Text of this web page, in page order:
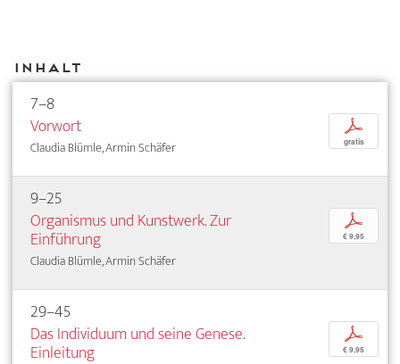
Inhalt
7–8
Vorwort
Claudia Blümle, Armin Schäfer
p
gratis
9–25
Organismus und Kunstwerk. Zur
Einführung
Claudia Blümle, Armin Schäfer
p
€ 9,95
29–45
Das Individuum und seine Genese.
Einleitung
p
€ 9,95